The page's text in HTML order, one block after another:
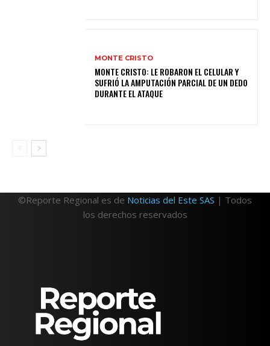
MONTE CRISTO
MONTE CRISTO: LE ROBARON EL CELULAR Y
SUFRIÓ LA AMPUTACIÓN PARCIAL DE UN DEDO
DURANTE EL ATAQUE
©Reporte Regional es de Noticias del Este SAS | Todos
los derechos reservados